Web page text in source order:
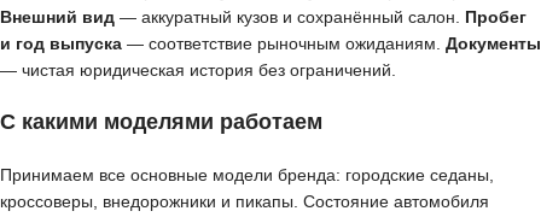
Внешний вид — аккуратный кузов и сохранённый салон. Пробег
и год выпуска — соответствие рыночным ожиданиям. Документы
— чистая юридическая история без ограничений.
С какими моделями работаем
Принимаем все основные модели бренда: городские седаны,
кроссоверы, внедорожники и пикапы. Состояние автомобиля